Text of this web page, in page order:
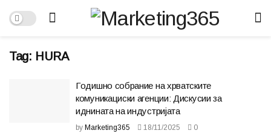
Tag: HURA
Годишно собрание на хрватските
комуникациски агенции: Дискусии за
иднината на индустријата
by Marketing365 18/11/2025 0